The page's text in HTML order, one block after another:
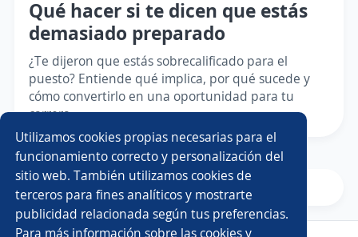
Utilizamos cookies propias necesarias para el
funcionamiento correcto y personalización del
sitio web. También utilizamos cookies de
terceros para fines analíticos y mostrarte
publicidad relacionada según tus preferencias.
Para más información sobre las cookies y
Qué hacer si te dicen que estás
demasiado preparado
¿Te dijeron que estás sobrecalificado para el
puesto? Entiende qué implica, por qué sucede y
cómo convertirlo en una oportunidad para tu
carrera.
Siguiente